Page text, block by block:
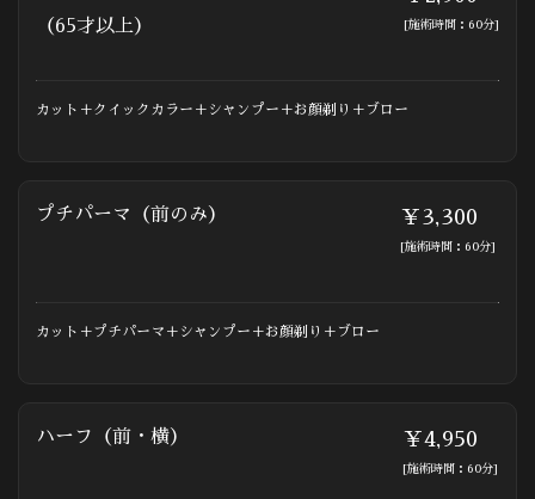
（65才以上）
[施術時間：60分]
カット＋クイックカラー＋シャンプー＋お顔剃り＋ブロー
プチパーマ（前のみ） ￥3,300
[施術時間：60分]
カット＋プチパーマ＋シャンプー＋お顔剃り＋ブロー
ハーフ（前・横） ￥4,950
[施術時間：60分]